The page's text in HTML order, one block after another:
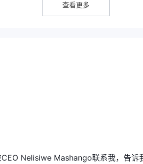
称的南非fsca监管（许可证号：51420）疑似
现任何问题或不当行为时提供争议解决和投
即时存款和取款。交易者可以通过快速进入
。这些方面可以帮助交易者增强交易策略，
。交易者在进行交易活动之前应谨慎行事
查看更多
Nelisiwe Mashango联系我，告诉